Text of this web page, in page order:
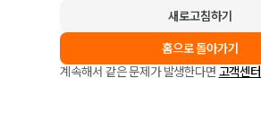
새로고침하기
홈으로 돌아가기
계속해서 같은 문제가 발생한다면 고객센터